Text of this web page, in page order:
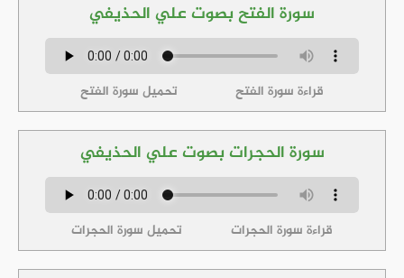
سورة الفتح بصوت علي الحذيفي
قراءة سورة الفتح تحميل سورة الفتح
سورة الحجرات بصوت علي الحذيفي
قراءة سورة الحجرات تحميل سورة الحجرات